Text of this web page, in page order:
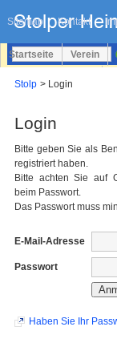
Sitemap Kontakt
überspringen
Startseite Verein
Stolp Login
Login
Bitte geben Sie als
registriert haben.
Bitte achten Sie auf
beim Passwort.
Das Passwort muss
E-Mail-Adresse
Passwort
Haben Sie Ihr